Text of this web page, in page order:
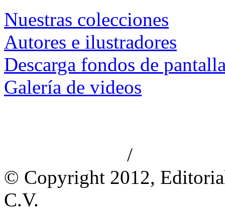
Nuestras colecciones
Autores e ilustradores
Descarga fondos de
Galería de videos
/
© Copyright 2012,
C.V.